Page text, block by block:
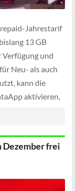
Jahrestarif
13 GB
und
Neu- als auch
kann die
aktivieren,
Dezember frei